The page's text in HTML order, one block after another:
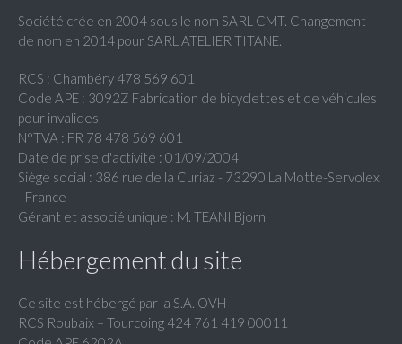
Société crée en 2004 sous le nom SARL CMT. Changement
de nom en 2014 pour SARL ATELIER TITANE.
RCS : Chambéry 478 569 601
Code APE : 3092Z Fabrication de bicyclettes et de véhicules
pour invalides
N°TVA : FR 78 478 569 601
Date de prise d'activité : 01/09/2004
Siège social : 386 rue de la Curiaz - 73290 La Motte-Servolex
- France
Gérant et associé unique : M. TEANI Bjorn
Hébergement du site
Ce site est hébergé par la S.A. OVH
RCS Roubaix – Tourcoing 424 761 419 00011